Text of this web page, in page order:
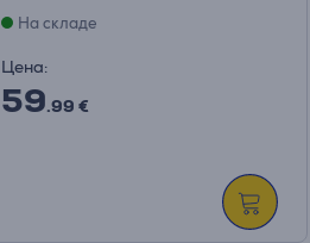
На складе
Цена:
59.99 €